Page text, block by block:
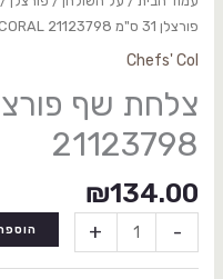
פורצלן 31 ס"מ CORAL 21123798
Chefs' Col
21123798
₪134.00
-
+